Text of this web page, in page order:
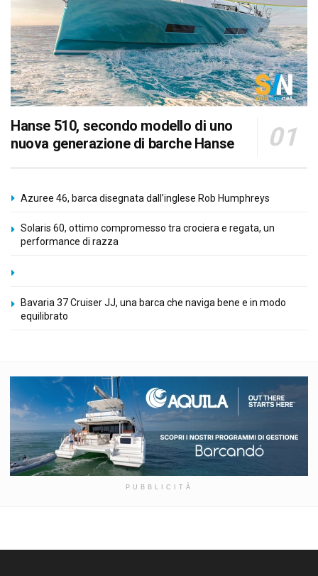
Hanse 510, secondo modello di uno
nuova generazione di barche Hanse
Azuree 46, barca disegnata dall’inglese Rob Humphreys
Solaris 60, ottimo compromesso tra crociera e regata, un
performance di razza
Bavaria 37 Cruiser JJ, una barca che naviga bene e in modo
equilibrato
PUBBLICITÀ